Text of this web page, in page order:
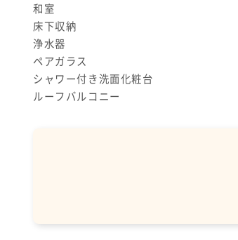
和室
床下収納
浄水器
ペアガラス
シャワー付き洗面化粧台
ルーフバルコニー